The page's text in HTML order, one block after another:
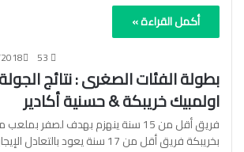
أكمل القراءة »
بطولة الفئات الصغرى : نتائج
اولمبيك خريبكة & حسنية أكادير
فريق أقل من 15 سنة ينهزم بهدف لصفر
بخريبكة فريق أقل من 17 سنة يعود بالتعادل الإيجابي…